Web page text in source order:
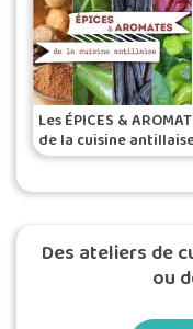
Les ÉPICES &
de la cuisine
Des ateliers de
ou